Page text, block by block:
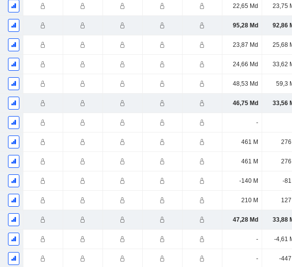
22,65 Md 23,75
95,28 Md 92,86
23,87 Md 25,68
24,66 Md 33,62
48,53 Md 59,3
46,75 Md 33,56
-
461 M 276
461 M 276
-140 M -81
210 M 127
47,28 Md 33,88
- -4,61
- -447